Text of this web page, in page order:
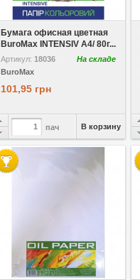
В избранное Сравнить
Бумага офисная цветная
BuroMax INTENSIV A4/ 80г...
Артикул: 18036
На складе
BuroMax
101,95 грн
пач В корзину
В избранное Сравнить